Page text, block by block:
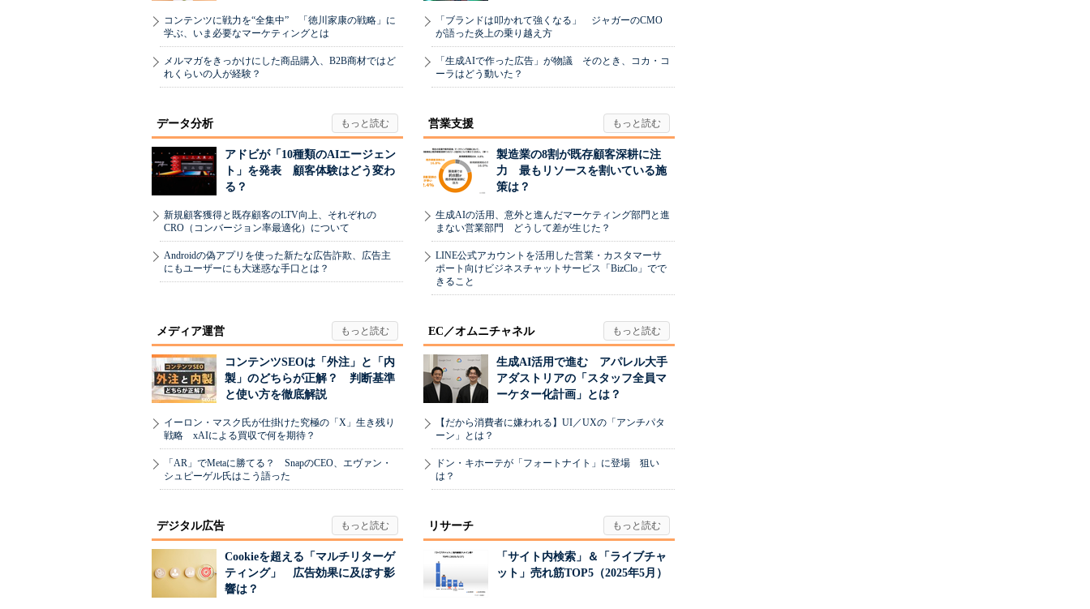
コンテンツに戦力を“全集中” 「徳川家康の戦略」に
学ぶ、いま必要なマーケティングとは
メルマガをきっかけにした商品購入、B2B商材ではど
れくらいの人が経験？
「ブランドは叩かれて強くなる」 ジャガーのCMO
が語った炎上の乗り越え方
「生成AIで作った広告」が物議 そのとき、コカ・コ
ーラはどう動いた？
データ分析
アドビが「10種類のAIエージェン
ト」を発表 顧客体験はどう変わ
る？
新規顧客獲得と既存顧客のLTV向上、それぞれの
CRO（コンバージョン率最適化）について
Androidの偽アプリを使った新たな広告詐欺、広告主
にもユーザーにも大迷惑な手口とは？
営業支援
製造業の8割が既存顧客深耕に注
力 最もリソースを割いている施
策は？
生成AIの活用、意外と進んだマーケティング部門と進
まない営業部門 どうして差が生じた？
LINE公式アカウントを活用した営業・カスタマーサ
ポート向けビジネスチャットサービス「BizClo」でで
きること
メディア運営
コンテンツSEOは「外注」と「内
製」のどちらが正解？ 判断基準
と使い方を徹底解説
イーロン・マスク氏が仕掛けた究極の「X」生き残り
戦略 xAIによる買収で何を期待？
「AR」でMetaに勝てる？ SnapのCEO、エヴァン・
シュピーゲル氏はこう語った
EC／オムニチャネル
生成AI活用で進む アパレル大手
アダストリアの「スタッフ全員マ
ーケター化計画」とは？
【だから消費者に嫌われる】UI／UXの「アンチパタ
ーン」とは？
ドン・キホーテが「フォートナイト」に登場 狙い
は？
デジタル広告
Cookieを超える「マルチリターゲ
ティング」 広告効果に及ぼす影
響は？
リサーチ
「サイト内検索」＆「ライブチャ
ット」売れ筋TOP5（2025年5月）